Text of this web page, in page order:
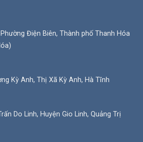
Điện Biên, Thành phố Thanh Hóa
Kỳ Anh, Thị Xã Kỳ Anh, Hà Tĩnh
Do Linh, Huyện Gio Linh, Quảng Trị